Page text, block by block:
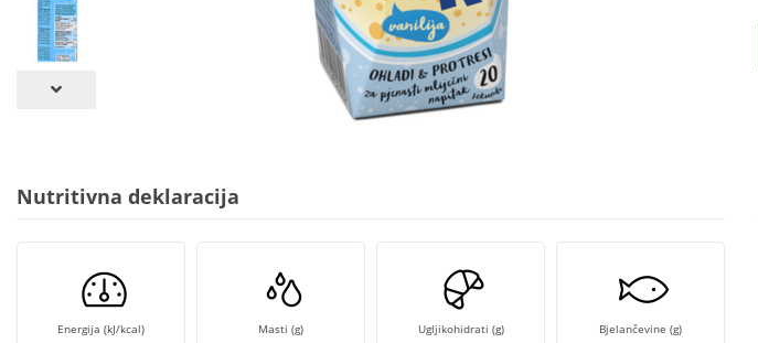
Nutritivna deklaracija
Energija (kJ/kcal) Masti (g) Ugljikohidrati (g) Bjelančevine (g)